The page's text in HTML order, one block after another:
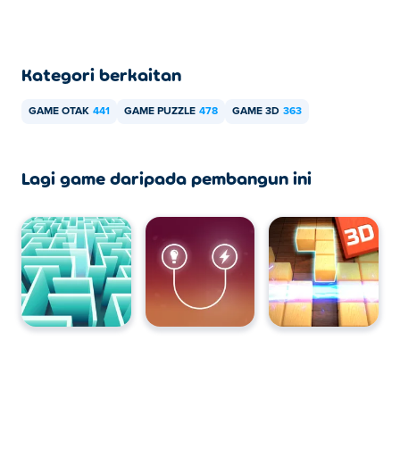
Kategori berkaitan
GAME OTAK 441 GAME PUZZLE 478 GAME 3D 363
Lagi game daripada pembangun ini